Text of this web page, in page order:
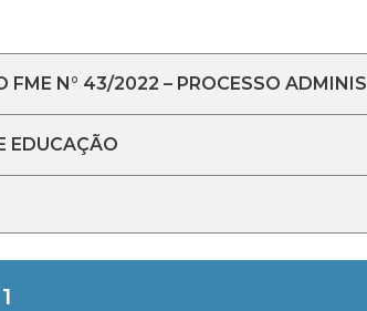
FME N° 43/2022 – PROCESSO
EDUCAÇÃO